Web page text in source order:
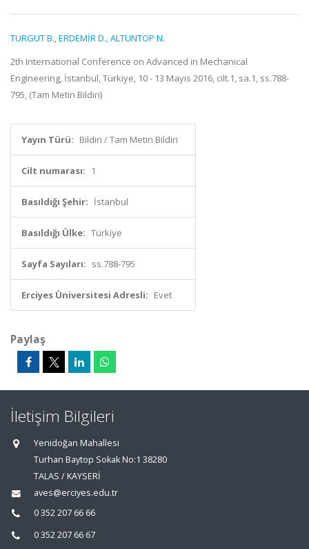
TURGUT B.,ERDEMİR D.,ALTUNTOP N.
2th International Conference on Advanced in Mechanical
Engineering, İstanbul, Türkiye, 10 - 13 Mayıs 2016, cilt.1, sa.1, ss.788-
795, (Tam Metin Bildiri)
Yayın Türü: Bildiri / Tam Metin Bildiri
Cilt numarası: 1
Basıldığı Şehir: İstanbul
Basıldığı Ülke: Türkiye
Sayfa Sayıları: ss.788-795
Erciyes Üniversitesi Adresli: Evet
Paylaş
İletişim Bilgileri
Yenidoğan Mahallesi
Turhan Baytop Sokak No:1 38280
TALAS / KAYSERİ
aves@erciyes.edu.tr
0 352 207 66 66
0 352 207 66 67